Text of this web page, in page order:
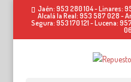
Jaén: 953 280 104 - Linares:
Alcalá la Real: 953 587 028 -
Segura: 953 170 121 - Lucena: